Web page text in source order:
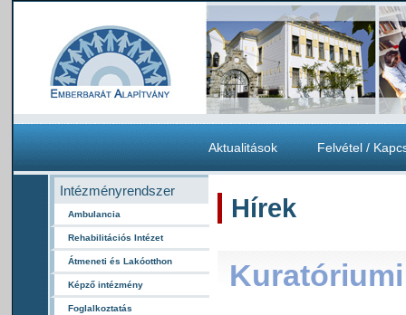
Aktualitások Felvétel /
Intézményrendszer
Ambulancia
Rehabilitációs Intézet
Átmeneti és Lakóotthon
Képző intézmény
Foglalkoztatás
Hírek
Kuratóriumi